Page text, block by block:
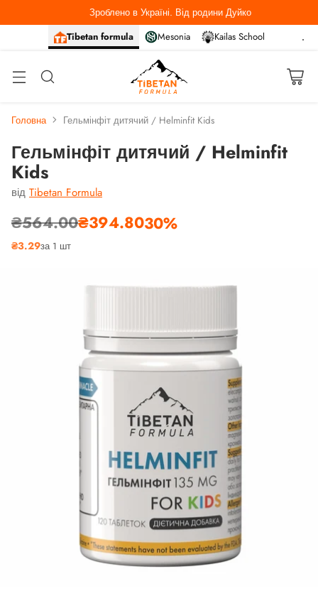
Tibetan formula Mesonia Kailas School
Зроблено в Україні. Від родини Дуйко
Головна Гельмінфіт дитячий / Helminfit Kids
Гельмінфіт дитячий / Helminfit
Kids
від Tibetan Formula
Звичайна
ціна
₴564.00₴394.8030%
₴3.29за 1 шт